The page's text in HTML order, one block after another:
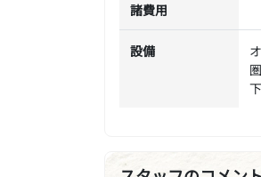
諸費用
設備